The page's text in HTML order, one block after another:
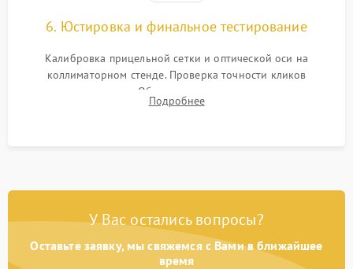
6. Юстировка и финальное тестирование
Калибровка прицельной сетки и оптической оси на
коллиматорном стенде. Проверка точности кликов
механизма поправок. Обязательное испытание прицела на
ударном стенде для проверки устойчивости к отдаче и
Подробнее
У Вас остались вопросы?
Оставьте заявку, мы свяжемся с Вами в ближайшее
время